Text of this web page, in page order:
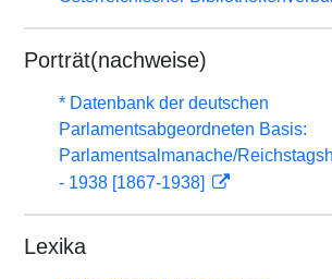
Porträt(nachweise)
* Datenbank der deutschen
Parlamentsabgeordneten Basis:
Parlamentsalmanache/
- 1938 [1867-1938]
Lexika